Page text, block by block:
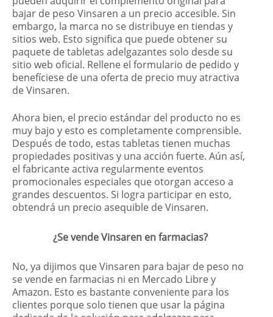
bajar de peso Vinsaren a un precio accesible. Sin
embargo, la marca no se distribuye en tiendas y
sitios web. Esto significa que puede obtener su
paquete de tabletas adelgazantes solo desde su
sitio web oficial. Rellene el formulario de pedido y
benefíciese de una oferta de precio muy atractiva
de Vinsaren.
Ahora bien, el precio estándar del producto no es
muy bajo y esto es completamente comprensible.
Después de todo, estas tabletas tienen muchas
propiedades positivas y una acción fuerte. Aún así,
el fabricante activa regularmente eventos
promocionales especiales que otorgan acceso a
grandes descuentos. Si logra participar en esto,
obtendrá un precio asequible de Vinsaren.
¿Se vende Vinsaren en farmacias?
No, ya dijimos que Vinsaren para bajar de peso no
se vende en farmacias ni en Mercado Libre y
Amazon. Esto es bastante conveniente para los
clientes porque solo tienen que usar la página